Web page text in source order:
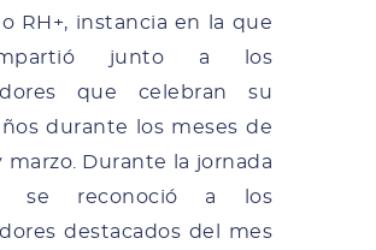
RH+, instancia en la que
junto a los
que celebran su
durante los meses de
marzo. Durante la jornada
se reconoció a los
destacados del mes